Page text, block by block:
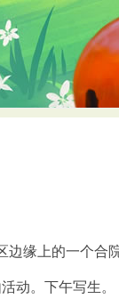
上的一个合院
。下午写生。